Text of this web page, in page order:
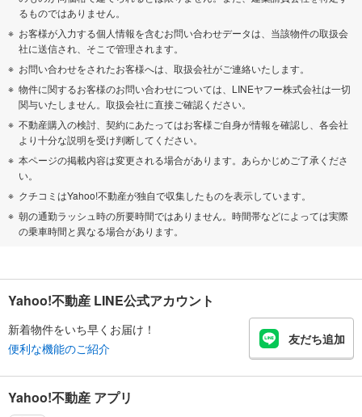
るものではありません。
お客様が入力する個人情報を含むお問い合わせデータは、当該物件の取扱会
社に送信され、そこで管理されます。
お問い合わせをされたお客様へは、取扱会社がご連絡いたします。
物件に関するお客様のお問い合わせについては、LINEヤフー株式会社は一切
関与いたしません。取扱会社に直接ご確認ください。
不動産購入の検討、契約にあたってはお客様ご自身が情報を確認し、各会社
より十分な説明を受け判断してください。
本ページの掲載内容は変更される場合があります。あらかじめご了承くださ
い。
クチコミはYahoo!不動産が独自で収集したものを表示しています。
朝の通勤ラッシュ時の所要時間ではありません。時間帯などによっては実際
の乗車時間と異なる場合があります。
Yahoo!不動産 LINE公式アカウント
新着物件をいち早くお届け！
便利な機能のご紹介
友だち追加
Yahoo!不動産 アプリ